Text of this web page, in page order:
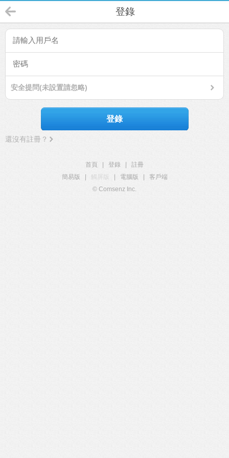
登錄
安全提問(未設置請忽略)
登錄
還沒有註冊？
首頁 登錄
註冊
簡易版
觸屏版 電腦版
客戶端
© Comsenz Inc.